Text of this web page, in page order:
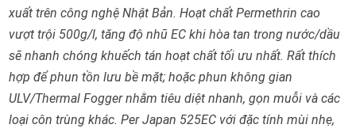
xuất trên công nghệ Nhật Bản. Hoạt chất Permethrin cao
vượt trội 500g/l, tăng độ nhũ EC khi hòa tan trong nước/dầu
sẽ nhanh chóng khuếch tán hoạt chất tối ưu nhất. Rất thích
hợp để phun tồn lưu bề mặt; hoặc phun không gian
ULV/Thermal Fogger nhằm tiêu diệt nhanh, gọn muỗi và các
loại côn trùng khác. Per Japan 525EC với đặc tính mùi nhẹ,